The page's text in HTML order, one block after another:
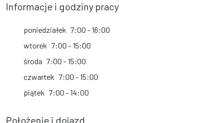
Informacje i godziny pracy
poniedziałek 7:00 - 16:00
wtorek 7:00 - 15:00
środa 7:00 - 15:00
czwartek 7:00 - 15:00
piątek 7:00 - 14:00
Położenie i dojazd